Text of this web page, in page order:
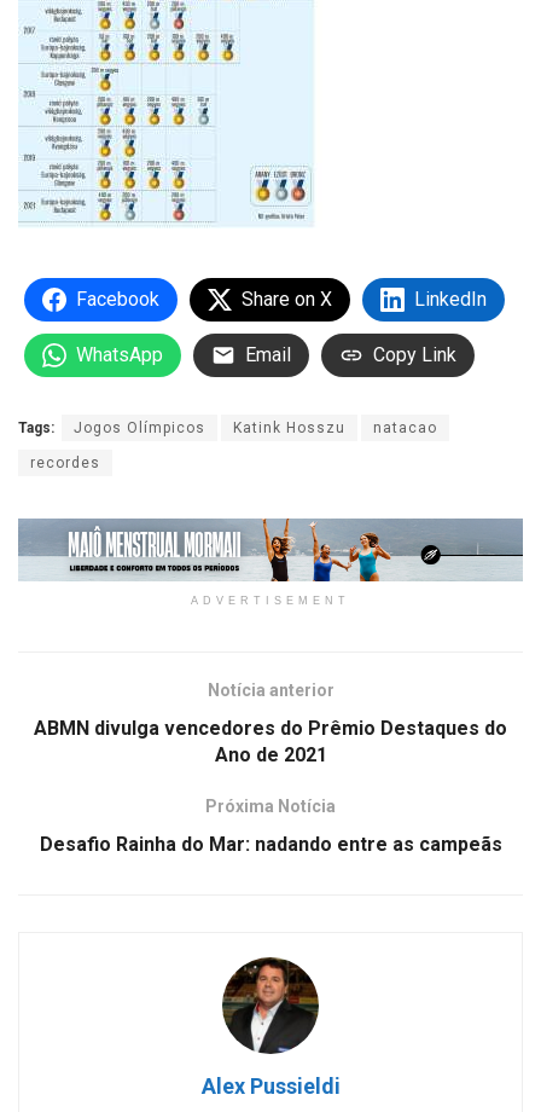
Facebook Share on X LinkedIn
WhatsApp Email Copy Link
Tags: Jogos Olímpicos Katink Hosszu natacao
recordes
ADVERTISEMENT
Notícia anterior
ABMN divulga vencedores do Prêmio Destaques do
Ano de 2021
Próxima Notícia
Desafio Rainha do Mar: nadando entre as campeãs
Alex Pussieldi